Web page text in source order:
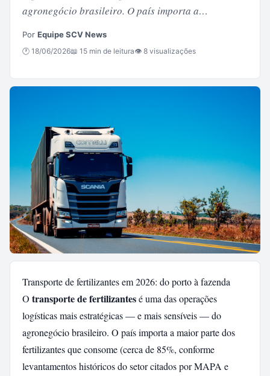
agronegócio brasileiro. O país importa a…
Por Equipe SCV News
🕐 18/06/2026📖 15 min de leitura👁 8 visualizações
Transporte de fertilizantes em 2026: do porto à fazenda
O transporte de fertilizantesé uma das operações
logísticas mais estratégicas — e mais sensíveis — do
agronegócio brasileiro. O país importa a maior parte dos
fertilizantes que consome (cerca de 85%, conforme
levantamentos históricos do setor citados por MAPA e